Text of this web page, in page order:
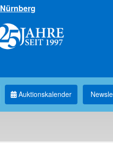
Nürnberg
Auktionskalender